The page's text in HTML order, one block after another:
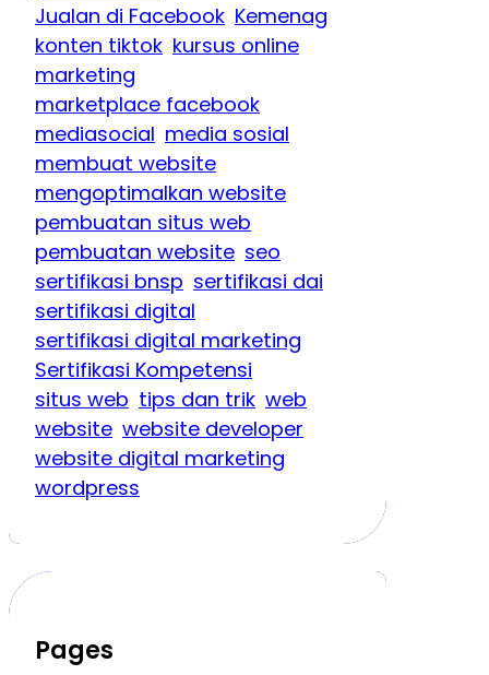
Jualan di Facebook Kemenag
konten tiktok kursus online
marketing
marketplace facebook
mediasocial media sosial
membuat website
mengoptimalkan website
pembuatan situs web
pembuatan website seo
sertifikasi bnsp sertifikasi dai
sertifikasi digital
sertifikasi digital marketing
Sertifikasi Kompetensi
situs web tips dan trik web
website website developer
website digital marketing
wordpress
Pages